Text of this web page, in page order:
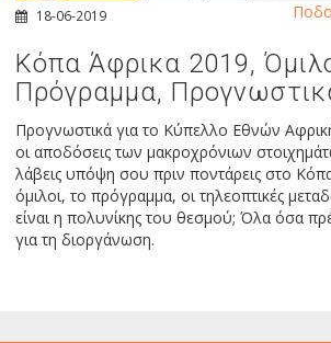
18-06-2019
Κόπα Άφρικα 2019,
Πρόγραμμα,
Προγνωστικά για το Κύπελλο Εθνών
οι αποδόσεις των μακροχρόνιων
λάβεις υπόψη σου πριν ποντάρεις στο
όμιλοι, το πρόγραμμα, οι τηλεοπτικές
είναι η πολυνίκης του θεσμού; Όλα όσα
για τη διοργάνωση.